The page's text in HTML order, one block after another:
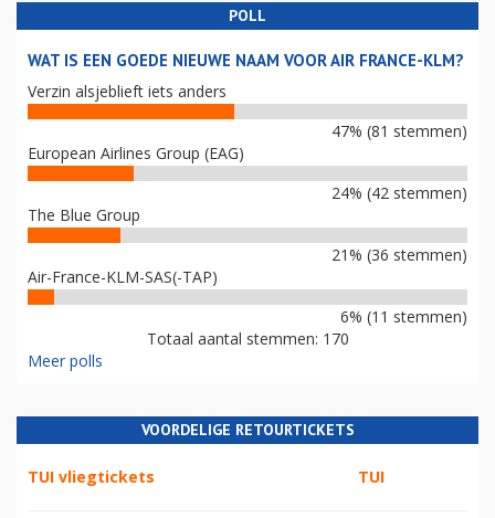
POLL
WAT IS EEN GOEDE NIEUWE NAAM VOOR AIR FRANCE-KLM?
Verzin alsjeblieft iets anders
47% (81 stemmen)
European Airlines Group (EAG)
24% (42 stemmen)
The Blue Group
21% (36 stemmen)
Air-France-KLM-SAS(-TAP)
6% (11 stemmen)
Totaal aantal stemmen: 170
Meer polls
VOORDELIGE RETOURTICKETS
TUI vliegtickets TUI